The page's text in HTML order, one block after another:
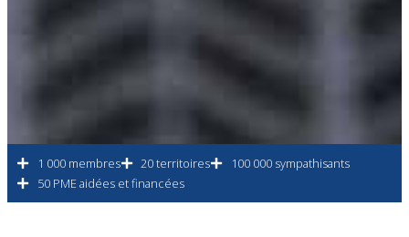
1 000 membres 20 territoires
100 000 sympathisants
50 PME aidées et financées